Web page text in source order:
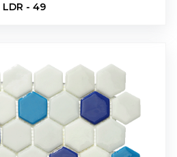
LDR - 49